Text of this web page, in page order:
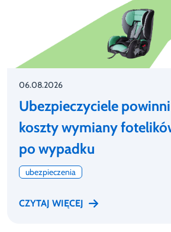
06.08.2026
Ubezpieczyciele
koszty wymiany
po wypadku
ubezpieczenia
CZYTAJ WIĘCEJ